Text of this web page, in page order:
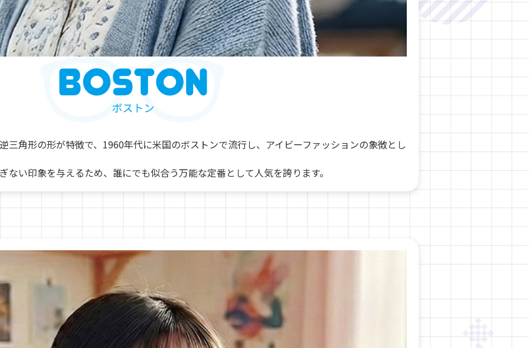
三角形の形が特徴で、1960年代に米国のボストンで流行し、アイビーファッションの象徴とし
ない印象を与えるため、誰にでも似合う万能な定番として人気を誇ります。